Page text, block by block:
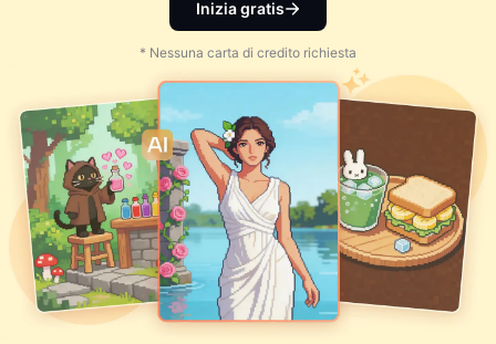
Inizia gratis
* Nessuna carta di credito richiesta